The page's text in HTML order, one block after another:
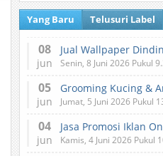
Yang Baru Telusuri Label
08
jun
Jual Wallpaper
Senin, 8 Juni 2026 Pukul
05
jun Jumat, 5 Juni 2026 Pukul
04
jun
Jasa Promosi Iklan
Kamis, 4 Juni 2026 Pukul